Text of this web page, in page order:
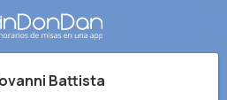
Battista